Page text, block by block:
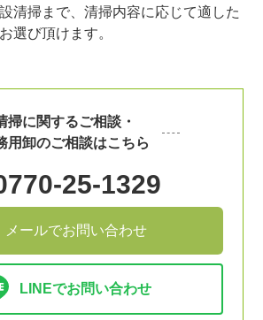
清掃まで、清掃内容に応じて適した
選び頂けます。
掃に関するご相談・
用卸のご相談はこちら
25-1329
メールでお問い合わせ
LINEでお問い合わせ